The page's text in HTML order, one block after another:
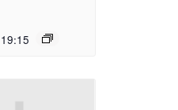
19:15